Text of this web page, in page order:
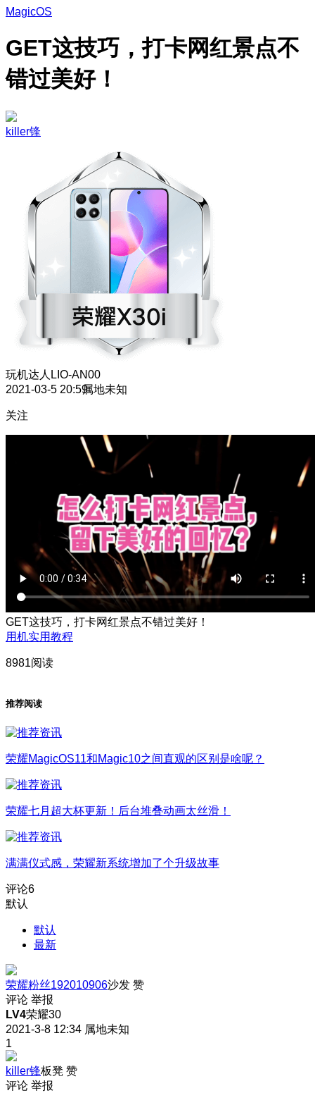
MagicOS
GET这技巧，打卡网红景点不
错过美好！
killer锋
玩机达人 LIO-AN00
2021-03-5 20:59属地未知
关注
GET这技巧，打卡网红景点不错过美好！
用机实用教程
8981阅读
推荐阅读
荣耀MagicOS11和Magic10之间直观的区别是啥呢？
荣耀七月超大杯更新！后台堆叠动画太丝滑！
满满仪式感，荣耀新系统增加了个升级故事
评论6
默认
默认
最新
荣耀粉丝192010906沙发 赞
评论 举报
LV4荣耀30
2021-3-8 12:34 属地未知
1
killer锋板凳 赞
评论 举报